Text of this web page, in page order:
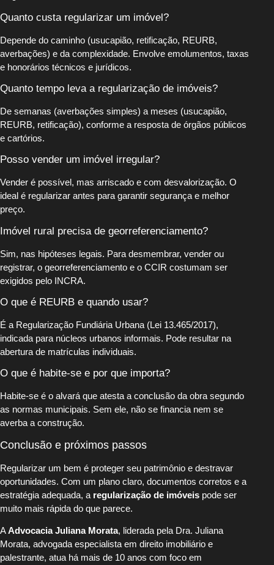
Quanto custa regularizar um imóvel?
Depende do caminho (usucapião, retificação, REURB,
averbações) e da complexidade. Envolve emolumentos, taxas
e honorários técnicos e jurídicos.
Quanto tempo leva a regularização de imóveis?
De semanas (averbações simples) a meses (usucapião,
REURB, retificação), conforme a resposta de órgãos públicos
e cartórios.
Posso vender um imóvel irregular?
Vender é possível, mas arriscado e com desvalorização. O
ideal é regularizar antes para garantir segurança e melhor
preço.
Imóvel rural precisa de georreferenciamento?
Sim, nas hipóteses legais. Para desmembrar, vender ou
registrar, o georreferenciamento e o CCIR costumam ser
exigidos pelo INCRA.
O que é REURB e quando usar?
É a Regularização Fundiária Urbana (Lei 13.465/2017),
indicada para núcleos urbanos informais. Pode resultar na
abertura de matrículas individuais.
O que é habite-se e por que importa?
Habite-se é o alvará que atesta a conclusão da obra segundo
as normas municipais. Sem ele, não se financia nem se
averba a construção.
Conclusão e próximos passos
Regularizar um bem é proteger seu patrimônio e destravar
oportunidades. Com um plano claro, documentos corretos e a
estratégia adequada, a regularização de imóveis pode ser
muito mais rápida do que parece.
AAdvocacia Juliana Morata, liderada pela Dra. Juliana
Morata, advogada especialista em direito imobiliário e
palestrante, atua há mais de 10 anos com foco em